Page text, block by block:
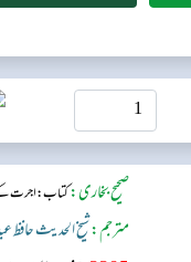
صحیح بخاری:کتاب: اجرت
مترجم:شیخ الحدیث حافظ